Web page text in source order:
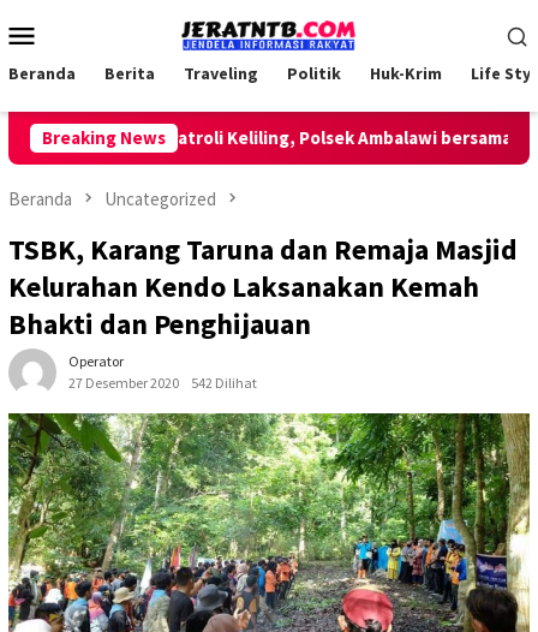
ke
Mobile
Beranda Berita Traveling Politik Huk-Krim Life
Breaking News
Lakukan Patroli Keliling, Polsek Ambalawi bersama TNI
Beranda Uncategorized
TSBK, Karang Taruna dan Remaja Masjid
Kelurahan Kendo Laksanakan Kemah
Bhakti dan Penghijauan
Operator
27 Desember 2020
542 Dilihat